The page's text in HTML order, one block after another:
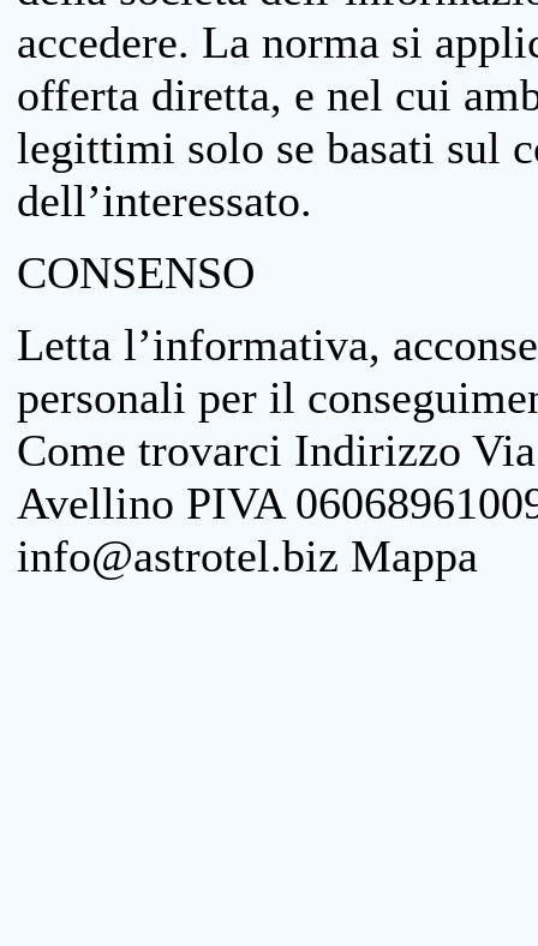
accedere. La norma si
offerta diretta, e nel cui
legittimi solo se basati sul
dell’interessato.
CONSENSO
Letta l’informativa,
personali per il
Come trovarci Indirizzo
Avellino PIVA
info@astrotel.biz Mappa